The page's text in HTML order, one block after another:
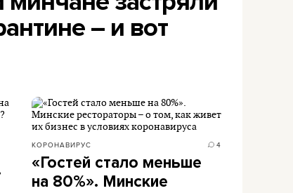
– и вот
КОРОНАВИРУС 4
«Гостей стало меньше
на 80%». Минские